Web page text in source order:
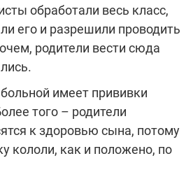
обработали весь класс,
его и разрешили проводить
родители вести сюда
имеет прививки
того – родители
к здоровью сына, потому
кололи, как и положено, по